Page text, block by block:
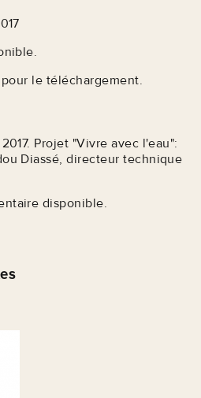
le téléchargement.
Projet "Vivre avec l'eau":
Diassé, directeur technique
disponible.